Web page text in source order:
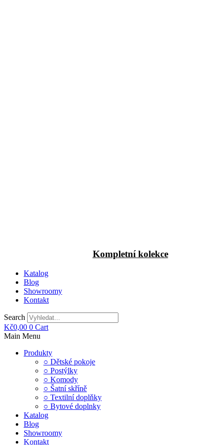
Kompletní kolekce
Katalog
Blog
Showroomy
Kontakt
Search
Kč0,00 0 Cart
Main Menu
Produkty
○ Dětské pokoje
○ Postýlky
○ Komody
○ Šatní skříně
○ Textilní doplňky
○ Bytové doplnky
Katalog
Blog
Showroomy
Kontakt